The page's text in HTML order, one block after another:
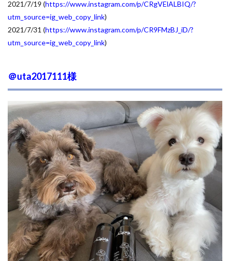
2021/7/19 (https://www.instagram.com/p/CRgVElALBIQ/?
utm_source=ig_web_copy_link)
2021/7/31 (https://www.instagram.com/p/CR9FMzBJ_iD/?
utm_source=ig_web_copy_link)
＠uta2017111様